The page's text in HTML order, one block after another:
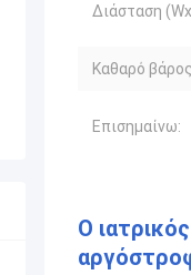
Διάσταση
Καθαρό
Επισημαίνω:
Ο